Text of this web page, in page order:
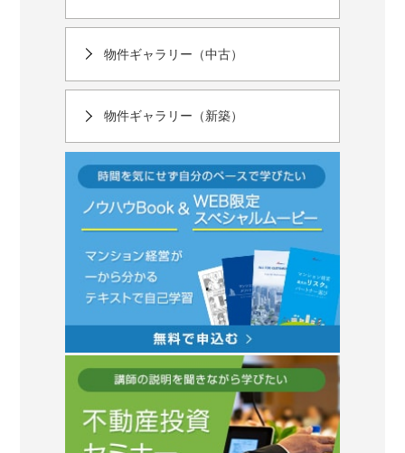
物件ギャラリー（中古）
物件ギャラリー（新築）